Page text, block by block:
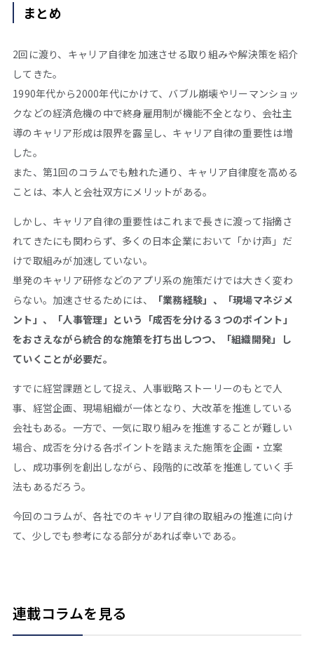
まとめ
2回に渡り、キャリア自律を加速させる取り組みや解決策を紹介
してきた。
1990年代から2000年代にかけて、バブル崩壊やリーマンショッ
クなどの経済危機の中で終身雇用制が機能不全となり、会社主
導のキャリア形成は限界を露呈し、キャリア自律の重要性は増
した。
また、第1回のコラムでも触れた通り、キャリア自律度を高める
ことは、本人と会社双方にメリットがある。
しかし、キャリア自律の重要性はこれまで長きに渡って指摘さ
れてきたにも関わらず、多くの日本企業において「かけ声」だ
けで取組みが加速していない。
単発のキャリア研修などのアプリ系の施策だけでは大きく変わ
らない。加速させるためには、
「業務経験」、「現場マネジメ
ント」、「人事管理」という「成否を分ける３つのポイント」
をおさえながら統合的な施策を打ち出しつつ、「組織開発」し
ていくことが必要だ。
すでに経営課題として捉え、人事戦略ストーリーのもとで人
事、経営企画、現場組織が一体となり、大改革を推進している
会社もある。一方で、一気に取り組みを推進することが難しい
場合、成否を分ける各ポイントを踏まえた施策を企画・立案
し、成功事例を創出しながら、段階的に改革を推進していく手
法もあるだろう。
今回のコラムが、各社でのキャリア自律の取組みの推進に向け
て、少しでも参考になる部分があれば幸いである。
連載コラムを見る